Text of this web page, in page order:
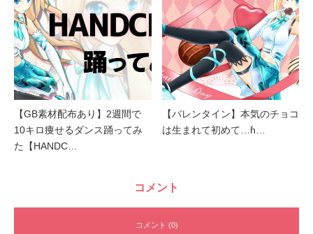
【GB素材配布あり】2週間で
10キロ痩せるダンス踊ってみ
た【HANDC…
【バレンタイン】本気のチョコ
は生まれて初めて…ɦ…
コメント
コメント (0)